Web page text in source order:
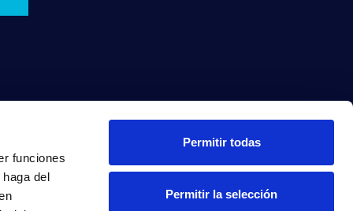
funciones
del
Permitir todas
Permitir la selección